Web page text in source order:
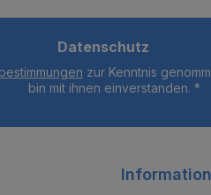
Datenschutz
zur Kenntnis
bin mit ihnen einverstanden. *